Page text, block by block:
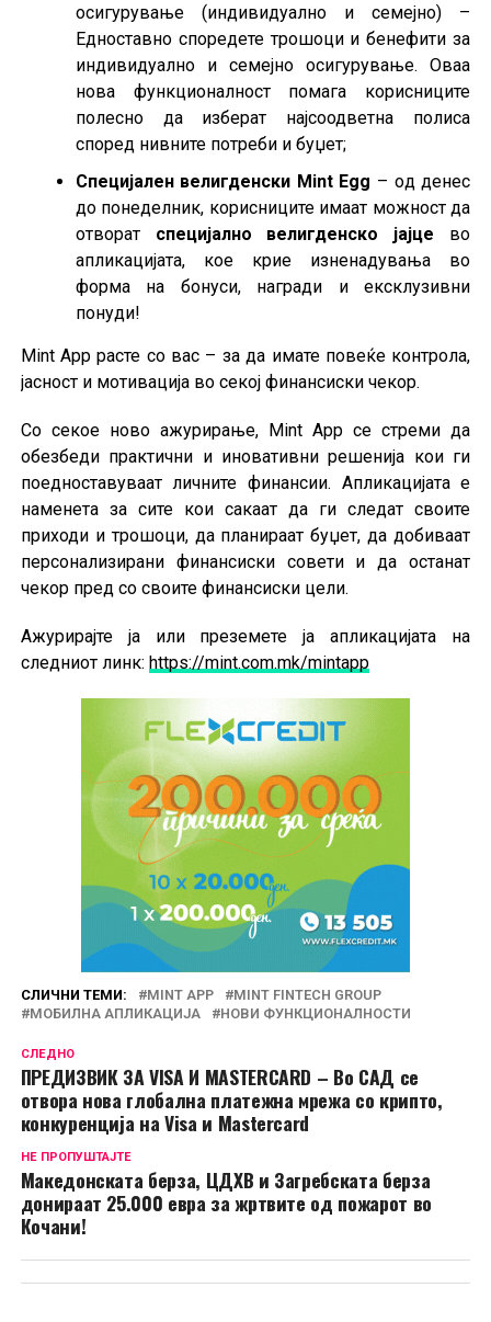
осигурување (индивидуално и семејно) –
Едноставно споредете трошоци и бенефити за
индивидуално и семејно осигурување. Оваа
нова функционалност помага корисниците
полесно да изберат најсоодветна полиса
според нивните потреби и буџет;
Специјален велигденски Mint Egg – oд денес
до понеделник, корисниците имаат можност да
отворат специјално велигденско јајце во
апликацијата, кое крие изненадувања во
форма на бонуси, награди и ексклузивни
понуди!
Mint App расте со вас – за да имате повеќе контрола,
јасност и мотивација во секој финансиски чекор.
Со секое ново ажурирање, Mint App се стреми да
обезбеди практични и иновативни решенија кои ги
поедноставуваат личните финансии. Апликацијата е
наменета за сите кои сакаат да ги следат своите
приходи и трошоци, да планираат буџет, да добиваат
персонализирани финансиски совети и да останат
чекор пред со своите финансиски цели.
Ажурирајте ја или преземете ја апликацијата на
следниот линк: https://mint.com.mk/mintapp
СЛИЧНИ ТЕМИ: MINT APP
MINT FINTECH GROUP
МОБИЛНА АПЛИКАЦИЈА
НОВИ ФУНКЦИОНАЛНОСТИ
СЛЕДНО
ПРЕДИЗВИК ЗА VISA И MASTERCARD – Во САД се
отвора нова глобална платежна мрежа со крипто,
конкуренција на Visa и Mastercard
НЕ ПРОПУШТАЈТЕ
Македонската берза, ЦДХВ и Загребската берза
донираат 25.000 евра за жртвите од пожарот во
Кочани!